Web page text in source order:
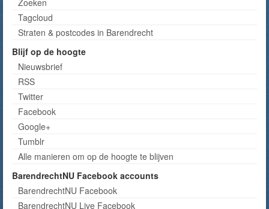
Tagcloud
Straten & postcodes in Barendrecht
Blijf op de hoogte
Nieuwsbrief
RSS
Twitter
Facebook
Google+
Tumblr
Alle manieren om op de hoogte te blijven
BarendrechtNU Facebook accounts
BarendrechtNU Facebook
BarendrechtNU Live Facebook